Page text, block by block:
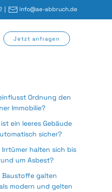
| info@ae-abbruch.de
Jetzt anfragen
Ordnung den
Immobilie?
ein leeres Gebäude
sicher?
Irrtümer halten sich bis
um Asbest?
Baustoffe galten
modern und gelten